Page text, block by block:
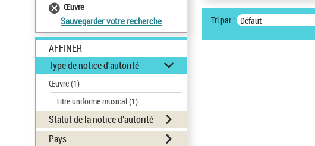
Œuvre
Sauvegarder votre recherche
AFFINER
Type de notice d'autorité
Œuvre(1)
Titre uniforme musical(1)
Statut de la notice d’autorité
Pays
Tri par : Défaut